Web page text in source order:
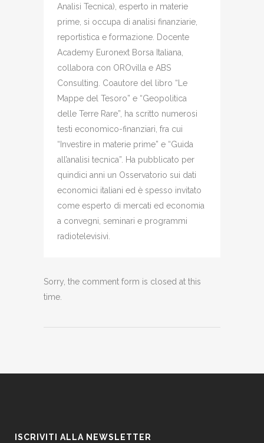
Analisi Tecnica), esperto in materie
prime, si occupa di analisi finanziarie,
reportistica e formazione. Docente
Academy Euronext Borsa Italiana,
collabora con OROvilla e ABS
Consulting. Coautore del libro “Le
Mappe del Tesoro” e “Geopolitica
delle Terre Rare”, ha scritto numerosi
testi economico-finanziari, fra cui
“Investire in materie prime” e “Guida
all’analisi tecnica”. Ha pubblicato per
quindici anni un Osservatorio sui dati
economici italiani ed è spesso invitato
come esperto di mercati ed economia
a convegni, seminari e programmi
radiotelevisivi.
Sorry, the comment form is closed at this
time.
ISCRIVITI ALLA NEWSLETTER